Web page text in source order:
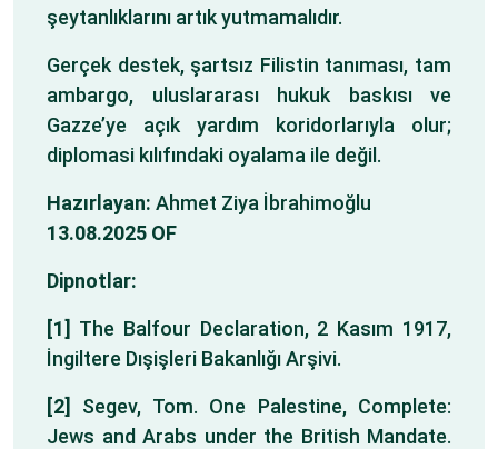
şeytanlıklarını artık yutmamalıdır.
Gerçek destek, şartsız Filistin tanıması, tam
ambargo, uluslararası hukuk baskısı ve
Gazze’ye açık yardım koridorlarıyla olur;
diplomasi kılıfındaki oyalama ile değil.
Hazırlayan: Ahmet Ziya İbrahimoğlu
13.08.2025 OF
Dipnotlar:
[1] The Balfour Declaration, 2 Kasım 1917,
İngiltere Dışişleri Bakanlığı Arşivi.
[2]
Segev, Tom. One Palestine, Complete:
Jews and Arabs under the British Mandate.